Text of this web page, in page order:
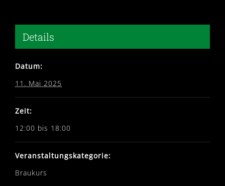
Details
Datum:
11. Mai 2025
Zeit:
12:00 bis 18:00
Veranstaltungskategorie:
Braukurs